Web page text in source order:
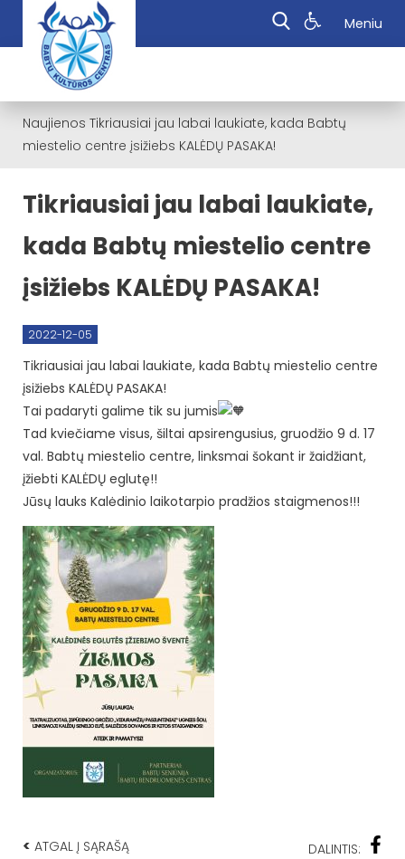
Meniu
Naujienos Tikriausiai jau labai laukiate, kada Babtų
miestelio centre įsižiebs KALĖDŲ PASAKA!
Tikriausiai jau labai laukiate,
kada Babtų miestelio centre
įsižiebs KALĖDŲ PASAKA!
2022-12-05
Tikriausiai jau labai laukiate, kada Babtų miestelio centre
įsižiebs KALĖDŲ PASAKA!
Tai padaryti galime tik su jumis
Tad kviečiame visus, šiltai apsirengusius, gruodžio 9 d. 17
val. Babtų miestelio centre, linksmai šokant ir žaidžiant,
įžiebti KALĖDŲ eglutę!!
Jūsų lauks Kalėdinio laikotarpio pradžios staigmenos!!!
< ATGAL Į SĄRAŠĄ DALINTIS: